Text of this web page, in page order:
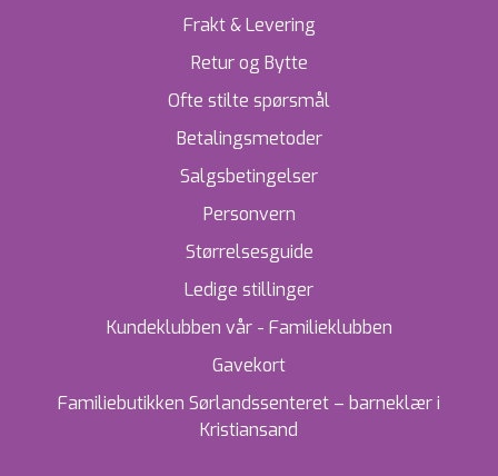
Frakt & Levering
Retur og Bytte
Ofte stilte spørsmål
Betalingsmetoder
Salgsbetingelser
Personvern
Størrelsesguide
Ledige stillinger
Kundeklubben vår - Familieklubben
Gavekort
Familiebutikken Sørlandssenteret – barneklær i
Kristiansand